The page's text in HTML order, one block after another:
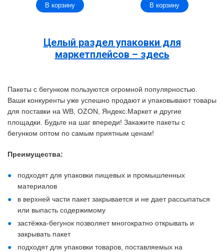
В корзину В корзину
Целый раздел упаковки для
маркетплейсов – здесь
Пакеты с бегунком пользуются огромной популярностью.
Ваши конкуренты уже успешно продают и упаковывают товары
для поставки на WB, OZON, Яндекс.Маркет и другие
площадки. Будьте на шаг впереди! Закажите пакеты с
бегунком оптом по самым приятным ценам!
Преимущества:
подходят для упаковки пищевых и промышленных
материалов
в верхней части пакет закрывается и не дает рассыпаться
или выпасть содержимому
застёжка-бегунок позволяет многократно открывать и
закрывать пакет
подходят для упаковки товаров, поставляемых на